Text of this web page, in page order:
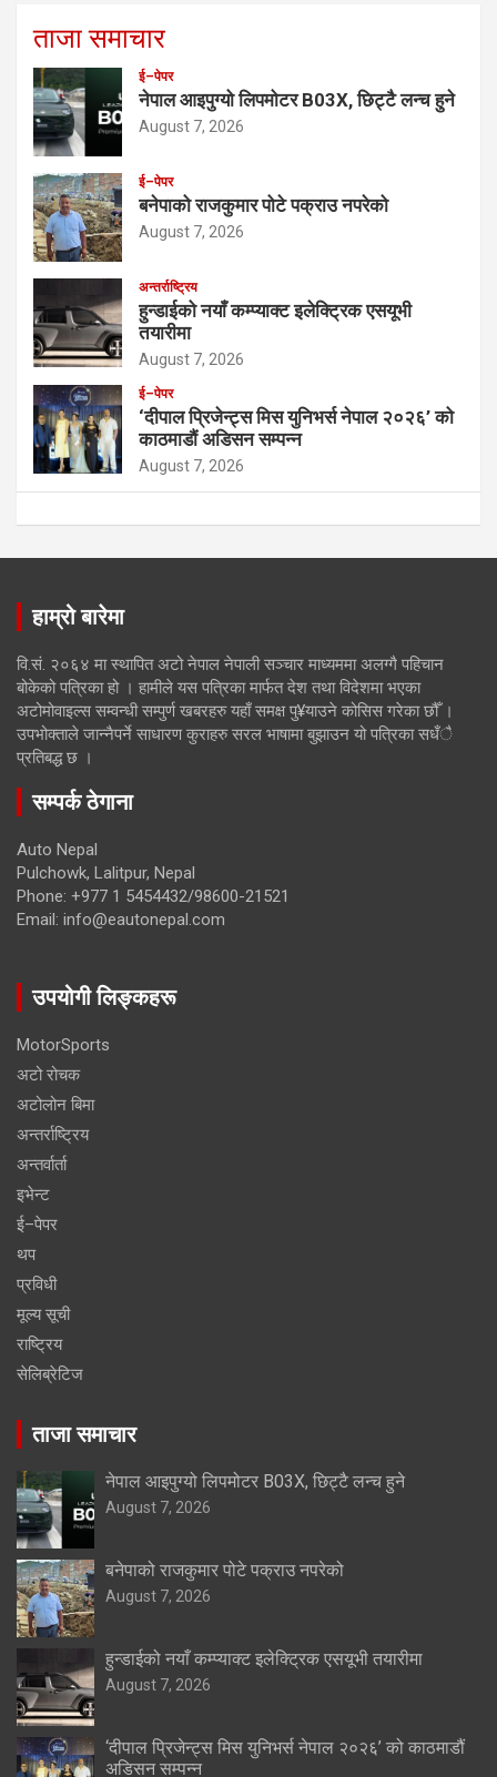
ताजा समाचार
ई–पेपर
नेपाल आइपुग्यो लिपमोटर B03X, छिट्टै लन्च हुने
August 7, 2026
ई–पेपर
बनेपाको राजकुमार पोटे पक्राउ नपरेको
August 7, 2026
अन्तर्राष्ट्रिय
हुन्डाईको नयाँ कम्प्याक्ट इलेक्ट्रिक एसयूभी
तयारीमा
August 7, 2026
ई–पेपर
‘दीपाल प्रिजेन्ट्स मिस युनिभर्स नेपाल २०२६’ को
काठमाडौं अडिसन सम्पन्न
August 7, 2026
हाम्रो बारेमा
वि.सं. २०६४ मा स्थापित अटो नेपाल नेपाली सञ्चार माध्यममा अलग्गै पहिचान
बोकेको पत्रिका हो । हामीले यस पत्रिका मार्फत देश तथा विदेशमा भएका
अटोमोवाइल्स सम्वन्धी सम्पुर्ण खबरहरु यहाँ समक्ष पु¥याउने कोसिस गरेका छौँ ।
उपभोक्ताले जान्नैपर्ने साधारण कुराहरु सरल भाषामा बुझाउन यो पत्रिका सधँै
प्रतिबद्ध छ ।
सम्पर्क ठेगाना
Auto Nepal
Pulchowk, Lalitpur, Nepal
Phone: +977 1 5454432/98600-21521
Email: info@eautonepal.com
उपयोगी लिङ्कहरू
MotorSports
अटो रोचक
अटोलोन बिमा
अन्तर्राष्ट्रिय
अन्तर्वार्ता
इभेन्ट
ई–पेपर
थप
प्रविधी
मूल्य सूची
राष्ट्रिय
सेलिब्रेटिज
ताजा समाचार
नेपाल आइपुग्यो लिपमोटर B03X, छिट्टै लन्च हुने
August 7, 2026
बनेपाको राजकुमार पोटे पक्राउ नपरेको
August 7, 2026
हुन्डाईको नयाँ कम्प्याक्ट इलेक्ट्रिक एसयूभी तयारीमा
August 7, 2026
‘दीपाल प्रिजेन्ट्स मिस युनिभर्स नेपाल २०२६’ को काठमाडौं
अडिसन सम्पन्न